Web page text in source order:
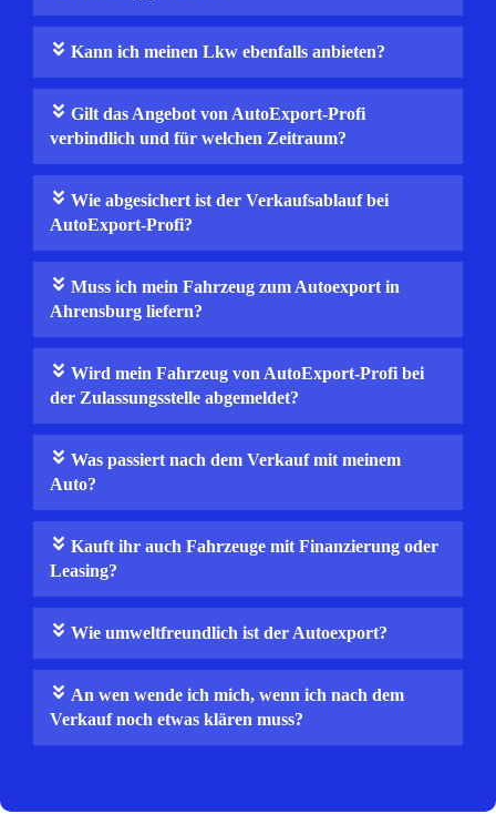
Kann ich meinen Lkw ebenfalls anbieten?
Gilt das Angebot von AutoExport-Profi
verbindlich und für welchen Zeitraum?
Wie abgesichert ist der Verkaufsablauf bei
AutoExport-Profi?
Muss ich mein Fahrzeug zum Autoexport in
Ahrensburg liefern?
Wird mein Fahrzeug von AutoExport‑Profi bei
der Zulassungsstelle abgemeldet?
Was passiert nach dem Verkauf mit meinem
Auto?
Kauft ihr auch Fahrzeuge mit Finanzierung oder
Leasing?
Wie umweltfreundlich ist der Autoexport?
An wen wende ich mich, wenn ich nach dem
Verkauf noch etwas klären muss?